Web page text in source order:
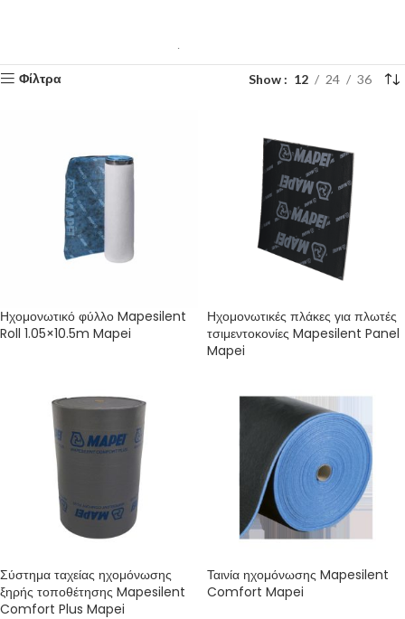
Show 12 24 36
Ηχομονωτικό φύλλο Mapesilent
Roll 1.05×10.5m Mapei
Ηχομονωτικές πλάκες για πλωτές
τσιμεντοκονίες Mapesilent Panel
Mapei
Σύστημα ταχείας ηχομόνωσης
ξηρής τοποθέτησης Mapesilent
Comfort Plus Mapei
Ταινία ηχομόνωσης Mapesilent
Comfort Mapei